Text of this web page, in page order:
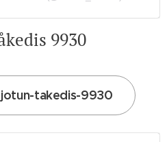
9930
takedis-9930